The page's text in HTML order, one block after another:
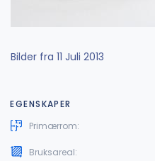
Bilder fra 11 Juli 2013
EGENSKAPER
Primærrom:
Bruksareal: